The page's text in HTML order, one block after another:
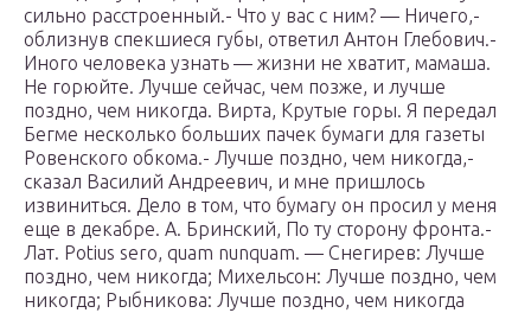
сильно расстроенный.- Что у вас с ним? — Ничего,-
облизнув спекшиеся губы, ответил Антон Глебович.-
Иного человека узнать — жизни не хватит, мамаша.
Не горюйте. Лучше сейчас, чем позже, и лучше
поздно, чем никогда. Вирта, Крутые горы. Я передал
Бегме несколько больших пачек бумаги для газеты
Ровенского обкома.- Лучше поздно, чем никогда,-
сказал Василий Андреевич, и мне пришлось
извиниться. Дело в том, что бумагу он просил у меня
еще в декабре. А. Бринский, По ту сторону фронта.-
Лат. Potius sero, quam nunquam. — Снегирев: Лучше
поздно, чем никогда; Михельсон: Лучше поздно, чем
никогда; Рыбникова: Лучше поздно, чем никогда